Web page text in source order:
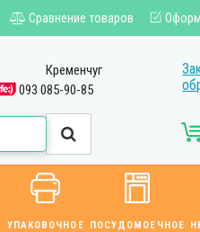
Сравнение товаров
Кременчуг
093 085-90-85
УПАКОВОЧНОЕ ПОСУДОМОЕЧНОЕ